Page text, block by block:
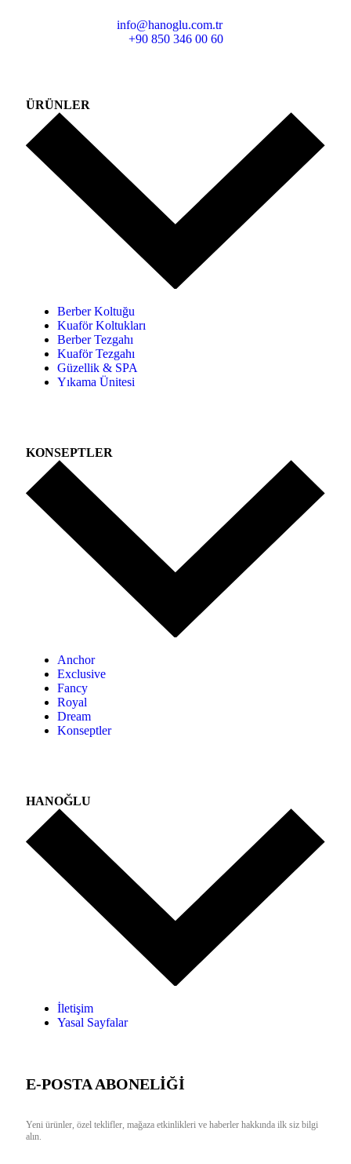
info@hanoglu.com.tr
+90 850 346 00 60
ÜRÜNLER
Berber Koltuğu
Kuaför Koltukları
Berber Tezgahı
Kuaför Tezgahı
Güzellik & SPA
Yıkama Ünitesi
KONSEPTLER
Anchor
Exclusive
Fancy
Royal
Dream
Konseptler
HANOĞLU
İletişim
Yasal Sayfalar
E-POSTA ABONELİĞİ
Yeni ürünler, özel teklifler, mağaza etkinlikleri ve haberler hakkında ilk siz bilgi
alın.